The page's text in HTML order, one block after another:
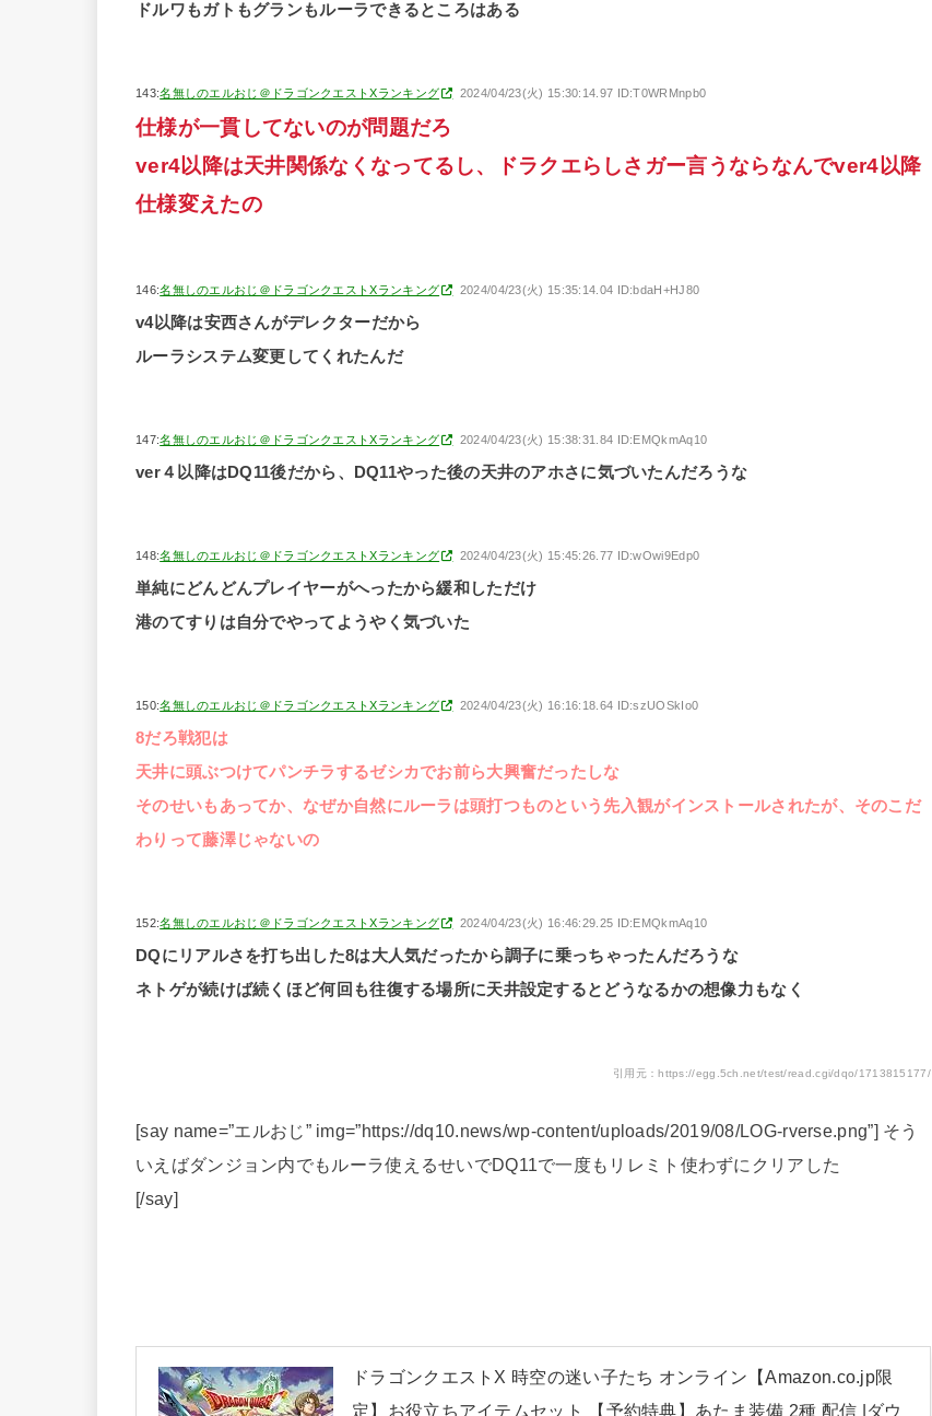
ドルワもガトもグランもルーラできるところはある
143:名無しのエルおじ＠ドラゴンクエストXランキング 2024/04/23(火) 15:30:14.97 ID:T0WRMnpb0
仕様が一貫してないのが問題だろ
ver4以降は天井関係なくなってるし、ドラクエらしさガー言うならなんでver4以降
仕様変えたの
146:名無しのエルおじ＠ドラゴンクエストXランキング 2024/04/23(火) 15:35:14.04 ID:bdaH+HJ80
v4以降は安西さんがデレクターだから
ルーラシステム変更してくれたんだ
147:名無しのエルおじ＠ドラゴンクエストXランキング 2024/04/23(火) 15:38:31.84 ID:EMQkmAq10
ver４以降はDQ11後だから、DQ11やった後の天井のアホさに気づいたんだろうな
148:名無しのエルおじ＠ドラゴンクエストXランキング 2024/04/23(火) 15:45:26.77 ID:wOwi9Edp0
単純にどんどんプレイヤーがへったから緩和しただけ
港のてすりは自分でやってようやく気づいた
150:名無しのエルおじ＠ドラゴンクエストXランキング 2024/04/23(火) 16:16:18.64 ID:szUOSkIo0
8だろ戦犯は
天井に頭ぶつけてパンチラするゼシカでお前ら大興奮だったしな
そのせいもあってか、なぜか自然にルーラは頭打つものという先入観がインストールされたが、そのこだ
わりって藤澤じゃないの
152:名無しのエルおじ＠ドラゴンクエストXランキング 2024/04/23(火) 16:46:29.25 ID:EMQkmAq10
DQにリアルさを打ち出した8は大人気だったから調子に乗っちゃったんだろうな
ネトゲが続けば続くほど何回も往復する場所に天井設定するとどうなるかの想像力もなく
引用元：https://egg.5ch.net/test/read.cgi/dqo/1713815177/
[say name=”エルおじ” img=”https://dq10.news/wp-content/uploads/2019/08/LOG-rverse.png”] そう
いえばダンジョン内でもルーラ使えるせいでDQ11で一度もリレミト使わずにクリアした
[/say]
ドラゴンクエストX 時空の迷い子たち オンライン【Amazon.co.jp限
定】お役立ちアイテムセット 【予約特典】あたま装備 2種 配信 |ダウ